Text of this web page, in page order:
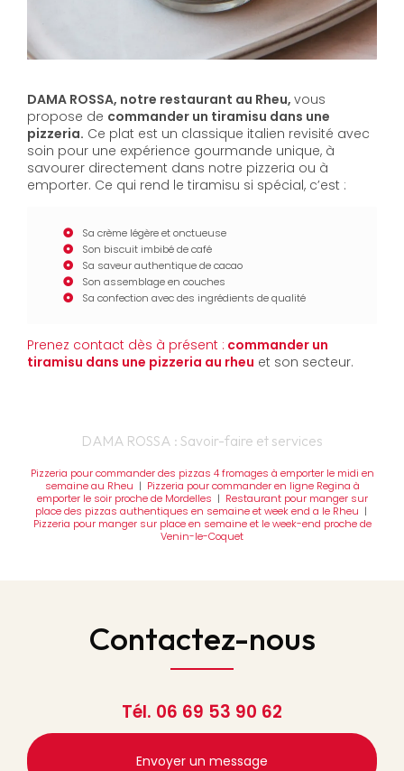
DAMA ROSSA, notre restaurant au Rheu, vous
propose de commander un tiramisu dans une
pizzeria. Ce plat est un classique italien revisité avec
soin pour une expérience gourmande unique, à
savourer directement dans notre pizzeria ou à
emporter. Ce qui rend le tiramisu si spécial, c’est :
Sa crème légère et onctueuse
Son biscuit imbibé de café
Sa saveur authentique de cacao
Son assemblage en couches
Sa confection avec des ingrédients de qualité
Prenez contact dès à présent : commander un
tiramisu dans une pizzeria au rheu et son secteur.
DAMA ROSSA : Savoir-faire et services
Pizzeria pour commander des pizzas 4 fromages à emporter le midi en
semaine au Rheu | Pizzeria pour commander en ligne Regina à
emporter le soir proche de Mordelles | Restaurant pour manger sur
place des pizzas authentiques en semaine et week end a le Rheu |
Pizzeria pour manger sur place en semaine et le week-end proche de
Venin-le-Coquet
Contactez-nous
Tél. 06 69 53 90 62
Envoyer un message